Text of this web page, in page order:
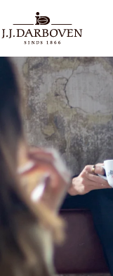
Kies land
Ontdek
uw markt
Deutschland
France
FR
Česko
CS
Ireland
EN
Polska
PL
Nederland
Slovensko